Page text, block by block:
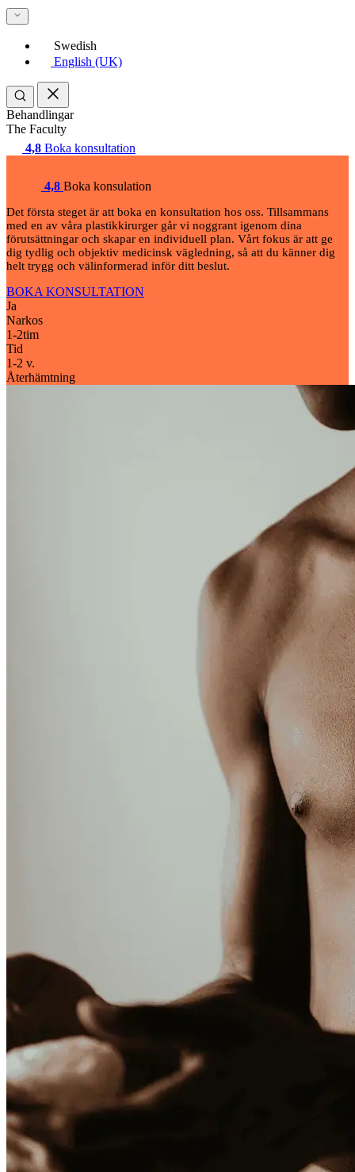
Swedish
English (UK)
Behandlingar
The Faculty
4,8 Boka konsultation
4,8 Boka konsulation
Det första steget är att boka en konsultation hos oss. Tillsammans
med en av våra plastikkirurger går vi noggrant igenom dina
förutsättningar och skapar en individuell plan. Vårt fokus är att ge
dig tydlig och objektiv medicinsk vägledning, så att du känner dig
helt trygg och välinformerad inför ditt beslut.
BOKA KONSULTATION
Ja
Narkos
1-2tim
Tid
1-2 v.
Återhämtning